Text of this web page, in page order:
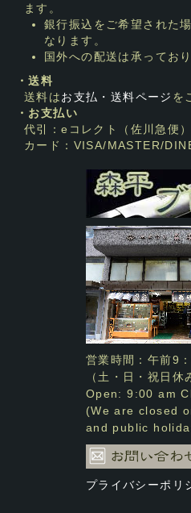
ます。
銀行振込をご希望された
なります。
国外への配送は承っており
・送料
送料はお支払・送料ページ を
・お支払い
代引：eコレクト（佐川急便
カード：VISA/MASTER/
営業時間：午前9
（土・日・祝日休
Open: 9:00 am
(We are closed
and public
プライバシーポリ